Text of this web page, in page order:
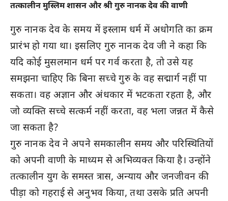
तत्कालीन मुस्लिम शासन और श्री गुरु नानक देव की वाणी
गुरु नानक देव के समय में इस्लाम धर्म में अधोगति का क्रम
प्रारंभ हो गया था। इसलिए गुरु नानक देव जी ने कहा कि
यदि कोई मुसलमान धर्म पर गर्व करता है, तो उसे यह
समझना चाहिए कि बिना सच्चे गुरु के वह सद्मार्ग नहीं पा
सकता। वह अज्ञान और अंधकार में भटकता रहता है, और
जो व्यक्ति सच्चे सत्कर्म नहीं करता, वह भला जन्नत में कैसे
जा सकता है?
गुरु नानक देव ने अपने समकालीन समय और परिस्थितियों
को अपनी वाणी के माध्यम से अभिव्यक्त किया है। उन्होंने
तत्कालीन युग के समस्त त्रास, अन्याय और जनजीवन की
पीड़ा को गहराई से अनुभव किया, तथा उसके प्रति अपनी